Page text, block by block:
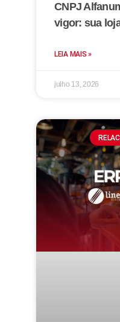
CNPJ
vigor: sua
LEIA MAIS »
julho 13, 2026